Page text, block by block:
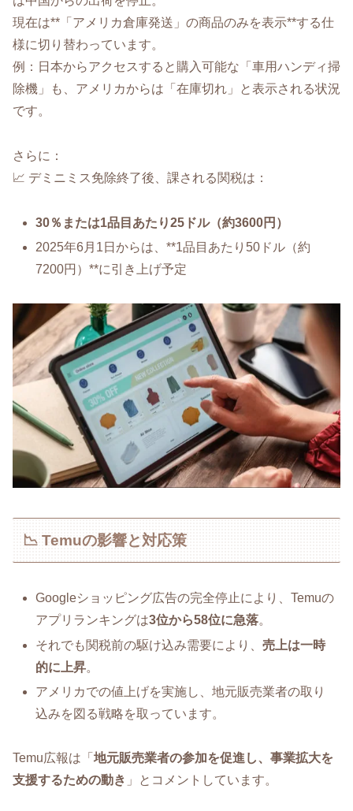
現在は**「アメリカ倉庫発送」の商品のみを表示**する仕
様に切り替わっています。
例：日本からアクセスすると購入可能な「車用ハンディ掃
除機」も、アメリカからは「在庫切れ」と表示される状況
です。
さらに：
📈 デミニミス免除終了後、課される関税は：
30％または1品目あたり25ドル（約3600円）
2025年6月1日からは、**1品目あたり50ドル（約
7200円）**に引き上げ予定
📉 Temuの影響と対応策
Googleショッピング広告の完全停止により、Temuの
アプリランキングは3位から58位に急落。
それでも関税前の駆け込み需要により、売上は一時
的に上昇。
アメリカでの値上げを実施し、地元販売業者の取り
込みを図る戦略を取っています。
Temu広報は「 地元販売業者の参加を促進し、事業拡大を
支援するための動き 」とコメントしています。